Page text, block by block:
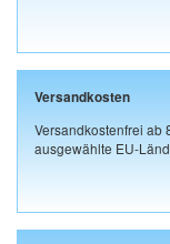
Versandkosten
Versandkostenfrei ab
ausgewählte EU-